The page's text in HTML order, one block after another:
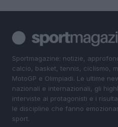
Sportmagazine: notizie,
calcio, basket, tennis, ciclismo,
MotoGP e Olimpiadi. Le ultime
nazionali e internazionali, gli
interviste ai protagonisti e i
le discipline che fanno
sport.